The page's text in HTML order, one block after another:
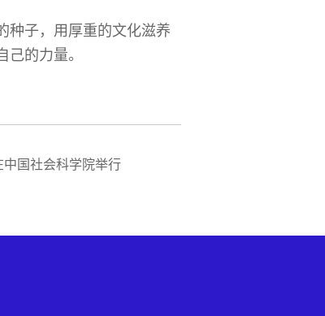
子，用厚重的文化滋养
的力量。
中国社会科学院举行